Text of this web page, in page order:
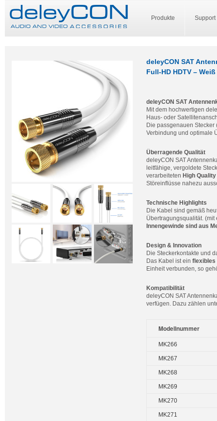
Produkte Support
deleyCON SAT
Full-HD HDTV – Weiß
deleyCON SAT
Mit dem hochwertigen
Haus- oder
Die passgenauen
Verbindung und optimale
Überragende Qualität
deleyCON SAT
leitfähige, vergoldete
verarbeiteten High
Störeinflüsse nahezu
Technische Highlights
Die Kabel sind gemäß
Übertragungsqualität.
Innengewinde sind aus
Design & Innovation
Die Steckerkontakte und
Das Kabel ist ein flexibles
Einheit verbunden, so
Kompatibilität
deleyCON SAT
verfügen. Dazu zählen
Modellnummer
MK266
MK267
MK268
MK269
MK270
MK271